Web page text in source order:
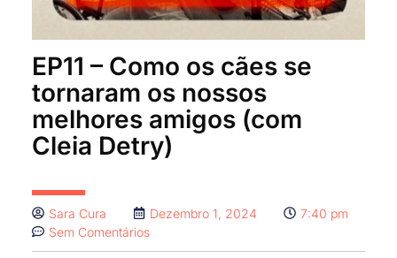
EP11 – Como os cães se
tornaram os nossos
melhores amigos (com
Cleia Detry)
Sara Cura Dezembro 1, 2024
7:40 pm
Sem Comentários